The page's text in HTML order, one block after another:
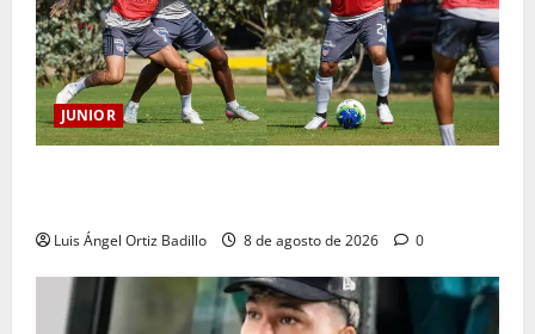
JUNIOR
Luis Ángel Ortiz Badillo 8 de agosto de 2026 0